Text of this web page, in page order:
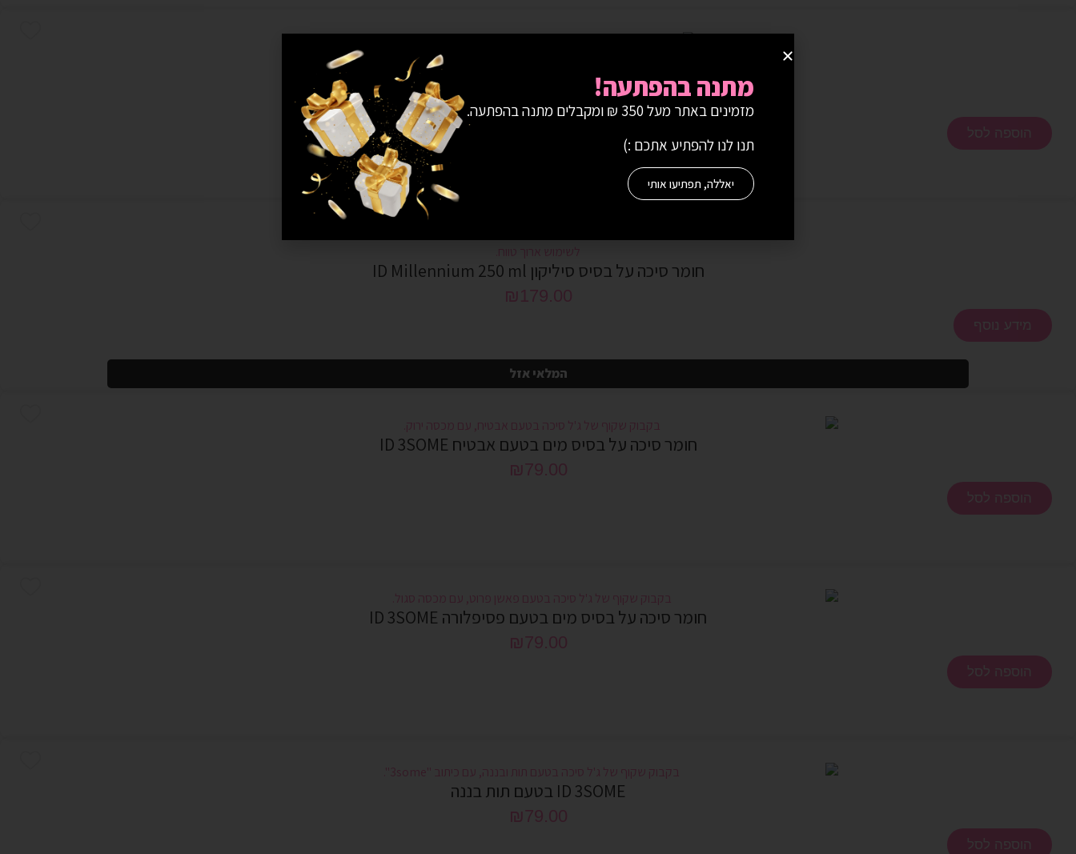
חומר סיכה על בסיס סיליקון ID Millennium 65 ml
₪79.00
הוספה לסל
המלאי אזל
חומר סיכה על בסיס סיליקון ID Millennium 250 ml
₪ 179.00
מידע נוסף
חומר סיכה על בסיס מים בטעם אבטיח ID 3SOME
₪ 79.00
הוספה לסל
חומר סיכה על בסיס מים בטעם פסיפלורה ID 3SOME
₪ 79.00
הוספה לסל
ID 3SOME בטעם תות בננה
₪ 79.00
הוספה לסל
מתנה בהפתעה!
מזמינים באתר מעל 350 ₪ ומקבלים מתנה בהפתעה.
תנו לנו להפתיע אתכם :)
יאללה, תפתיעו אותי